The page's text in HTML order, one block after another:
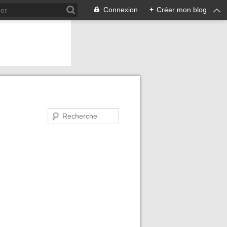
Connexion + Créer mon blog